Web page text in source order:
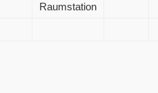
Raumstation